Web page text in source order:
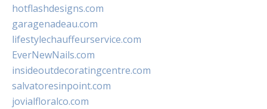
hotflashdesigns.com
garagenadeau.com
lifestylechauffeurservice.com
EverNewNails.com
insideoutdecoratingcentre.com
salvatoresinpoint.com
jovialfloralco.com